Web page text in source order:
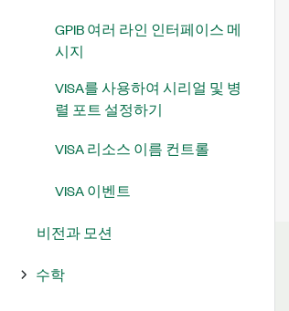
GPIB 여러 라인 인터페이스 메
시지
VISA를 사용하여 시리얼 및 병
렬 포트 설정하기
VISA 리소스 이름 컨트롤
VISA 이벤트
비전과 모션
수학